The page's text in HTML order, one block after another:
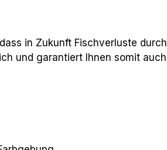
in Zukunft Fischverluste
und garantiert Ihnen somit